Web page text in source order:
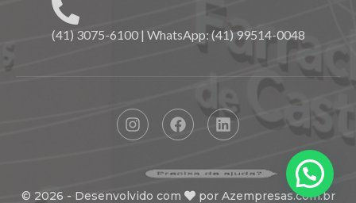
(41) 3075-6100 | WhatsApp: (41) 99514-0048
© 2026 - Desenvolvido com por Azempresas.com.br
Precisa de ajuda?